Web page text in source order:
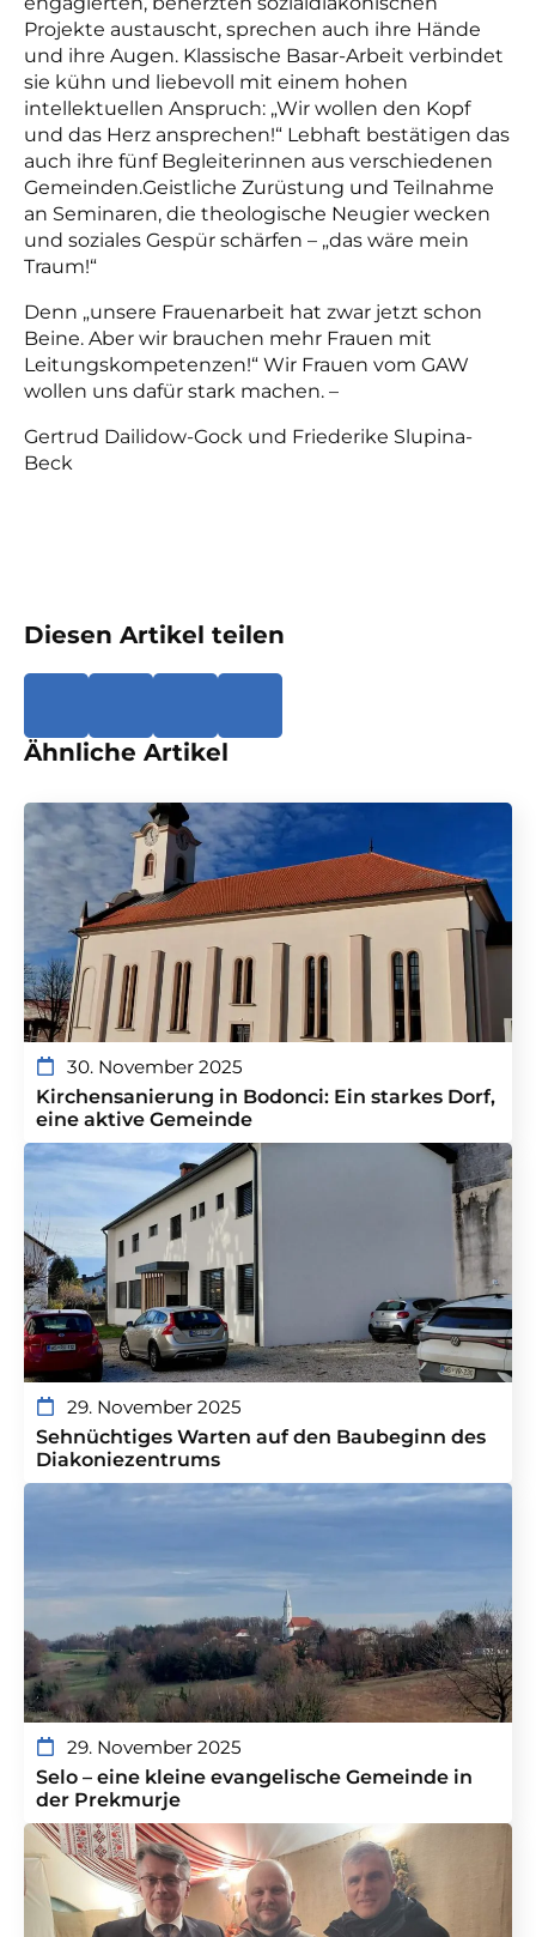
Projekte austauscht, sprechen auch ihre Hände
und ihre Augen. Klassische Basar-Arbeit verbindet
sie kühn und liebevoll mit einem hohen
intellektuellen Anspruch: „Wir wollen den Kopf
und das Herz ansprechen!“ Lebhaft bestätigen das
auch ihre fünf Begleiterinnen aus verschiedenen
Gemeinden.Geistliche Zurüstung und Teilnahme
an Seminaren, die theologische Neugier wecken
und soziales Gespür schärfen – „das wäre mein
Traum!“
Denn „unsere Frauenarbeit hat zwar jetzt schon
Beine. Aber wir brauchen mehr Frauen mit
Leitungskompetenzen!“ Wir Frauen vom GAW
wollen uns dafür stark machen. –
Gertrud Dailidow-Gock und Friederike Slupina-
Beck
Diesen Artikel teilen
Ähnliche Artikel
30. November 2025
Kirchensanierung in Bodonci: Ein starkes Dorf,
eine aktive Gemeinde
29. November 2025
Sehnüchtiges Warten auf den Baubeginn des
Diakoniezentrums
29. November 2025
Selo – eine kleine evangelische Gemeinde in
der Prekmurje